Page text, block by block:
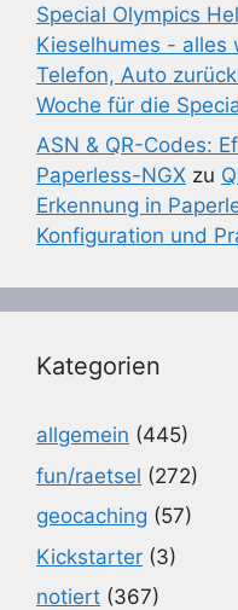
Special Olympics
Kieselhumes - alles
Telefon, Auto
Woche für die
ASN & QR-Codes:
Paperless-NGX zu
Erkennung in
Konfiguration und
Kategorien
allgemein (445)
fun/raetsel (272)
geocaching (57)
Kickstarter (3)
notiert (367)